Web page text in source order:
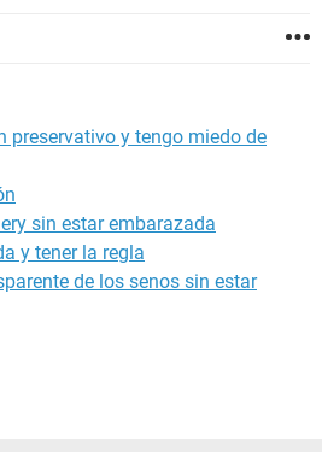
preservativo y tengo miedo de
sin estar embarazada
y tener la regla
de los senos sin estar